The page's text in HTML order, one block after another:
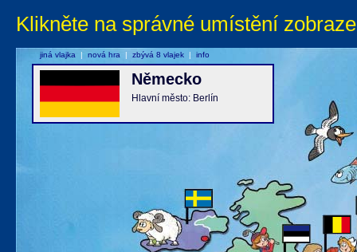
Klikněte na správné umístění
Německo
Hlavní město: Berlín
jiná vlajka | nová hra | zbývá 8 vlajek | info